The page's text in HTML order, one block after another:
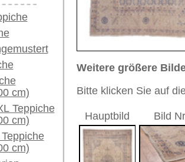
Bild Nr. 11 Bild Nr. 13
Artikelnummer:
Name/Provenienz:
Ursprungsland:
Türkei
437 x 335 cm
Herstellungsjahr: ca. 1930
Flor:
Wolle
floral / Medaillon